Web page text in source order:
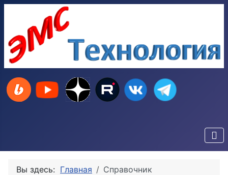
Вы здесь: Главная Справочник